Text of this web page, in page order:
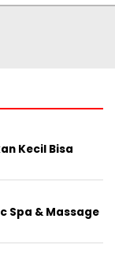
Kecil Bisa
Spa & Massage